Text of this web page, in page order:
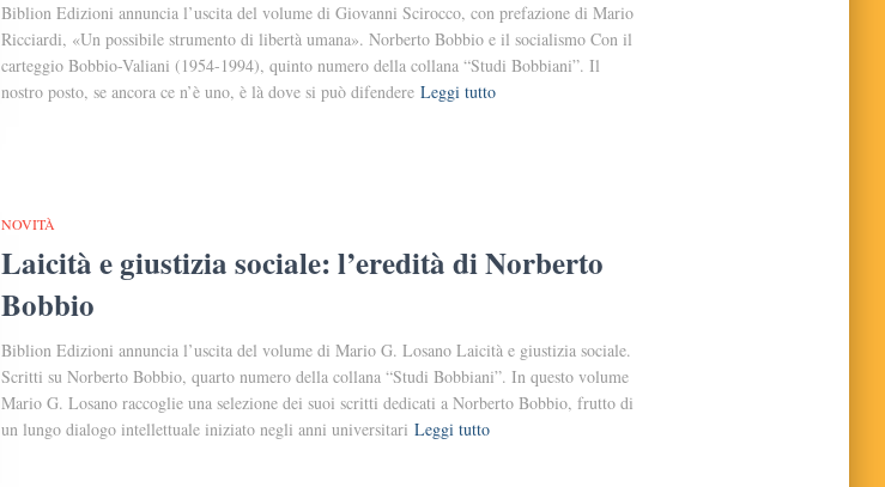
Biblion Edizioni annuncia l’uscita del volume di Giovanni Scirocco, con prefazione di Mario
Ricciardi, «Un possibile strumento di libertà umana». Norberto Bobbio e il socialismo Con il
carteggio Bobbio-Valiani (1954-1994), quinto numero della collana “Studi Bobbiani”. Il
nostro posto, se ancora ce n’è uno, è là dove si può difendere Leggi tutto
NOVITÀ
Laicità e giustizia sociale: l’eredità di Norberto
Bobbio
Biblion Edizioni annuncia l’uscita del volume di Mario G. Losano Laicità e giustizia sociale.
Scritti su Norberto Bobbio, quarto numero della collana “Studi Bobbiani”. In questo volume
Mario G. Losano raccoglie una selezione dei suoi scritti dedicati a Norberto Bobbio, frutto di
un lungo dialogo intellettuale iniziato negli anni universitari Leggi tutto